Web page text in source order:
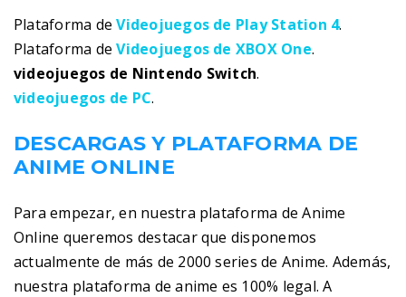
Plataforma de Videojuegos de Play Station 4.
Plataforma deVideojuegos de XBOX One.
videojuegos de Nintendo Switch.
videojuegos de PC.
DESCARGAS Y PLATAFORMA DE
ANIME ONLINE
Para empezar, en nuestra plataforma de Anime
Online queremos destacar que disponemos
actualmente de más de 2000 series de Anime. Además,
nuestra plataforma de anime es 100% legal. A